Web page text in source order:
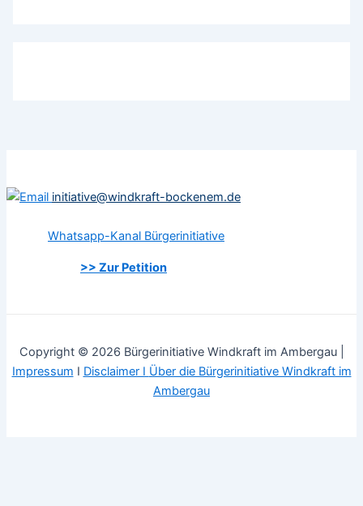
initiative@windkraft-bockenem.de
Whatsapp-Kanal Bürgerinitiative
>> Zur Petition
Copyright © 2026 Bürgerinitiative Windkraft im Ambergau |
Impressum I Disclaimer I Über die Bürgerinitiative Windkraft im
Ambergau